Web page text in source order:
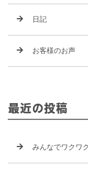
日記
お客様のお声
最近の投稿
みんなでワクワ